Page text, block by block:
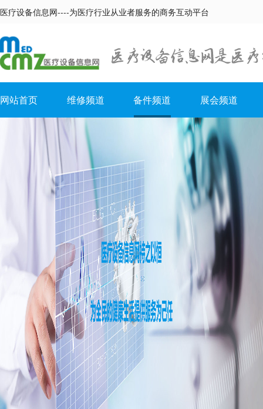
医疗设备信息网----为医疗行业从业者服务的商务互动平台
网站首页 维修频道 备件频道 展会频道